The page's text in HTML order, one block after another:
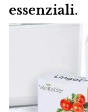
essenziali.